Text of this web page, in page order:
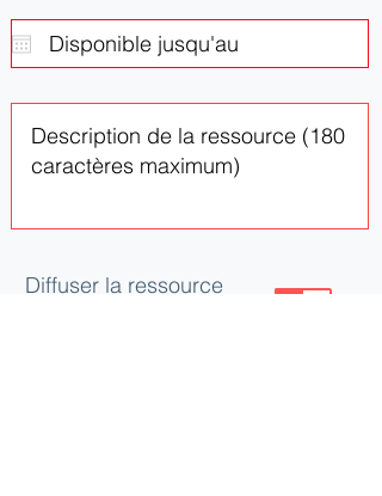
Diffuser la ressource